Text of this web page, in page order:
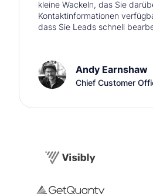
kleine Wackeln, das Sie
Kontaktinformationen
dass Sie Leads schnell
Andy Earnshaw
Chief Customer